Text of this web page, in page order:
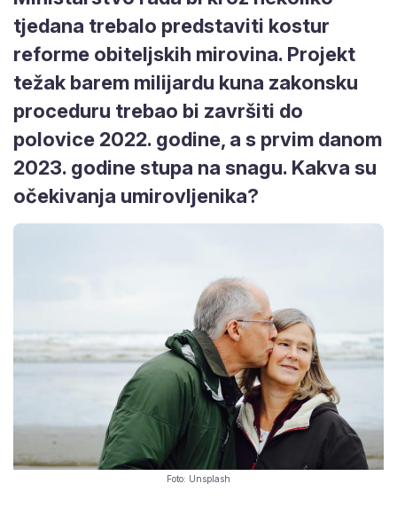
tjedana trebalo predstaviti kostur
reforme obiteljskih mirovina. Projekt
težak barem milijardu kuna zakonsku
proceduru trebao bi završiti do
polovice 2022. godine, a s prvim danom
2023. godine stupa na snagu. Kakva su
očekivanja umirovljenika?
Foto: Unsplash